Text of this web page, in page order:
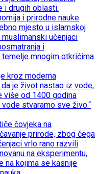
i drugih oblasti.
i prirodne nauke
mjesto u islamskoj
učenjaci
i
mnogim otkrićima
kroz moderna
je život nastao iz vode,
više od 1400 godina
stvaramo sve živo.“
čovjeka na
prirode, zbog čega
vrlo rano razvili
na eksperimentu,
na kojima se kasnije